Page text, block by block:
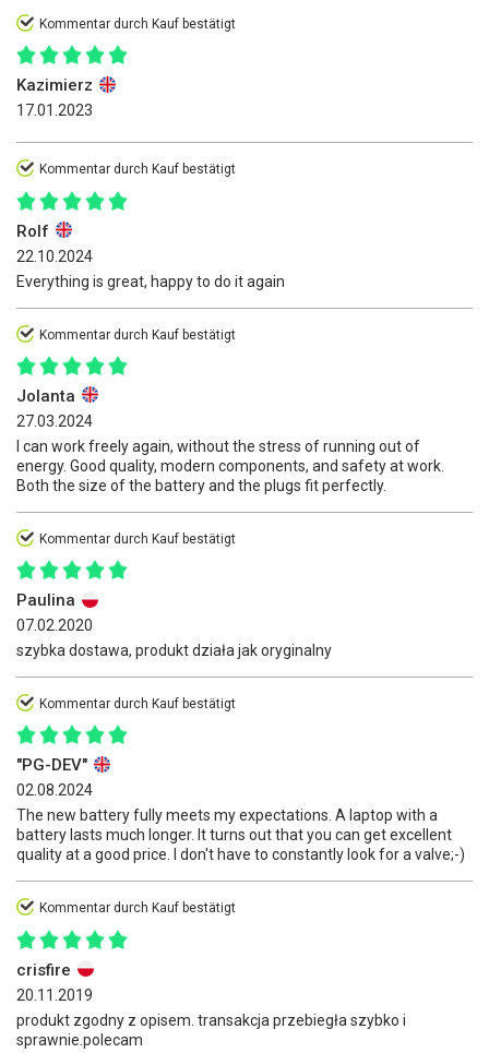
Kommentar durch Kauf bestätigt
Kazimierz
17.01.2023
Kommentar durch Kauf bestätigt
Rolf
22.10.2024
Everything is great, happy to do it again
Kommentar durch Kauf bestätigt
Jolanta
27.03.2024
I can work freely again, without the stress of running out of
energy. Good quality, modern components, and safety at work.
Both the size of the battery and the plugs fit perfectly.
Kommentar durch Kauf bestätigt
Paulina
07.02.2020
szybka dostawa, produkt działa jak oryginalny
Kommentar durch Kauf bestätigt
"PG-DEV"
02.08.2024
The new battery fully meets my expectations. A laptop with a
battery lasts much longer. It turns out that you can get excellent
quality at a good price. I don't have to constantly look for a valve;-)
Kommentar durch Kauf bestätigt
crisfire
20.11.2019
produkt zgodny z opisem. transakcja przebiegła szybko i
sprawnie.polecam